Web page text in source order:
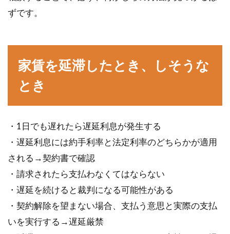
ずです。
家賃を延滞したとき、しそうな
とき
・1日でも遅れたら遅延利息が発生する
・遅延利息には約手利率と法定利率のどちらかが適用
される→契約書で確認
・請求されたら支払わなくてはならない
・遅延を続けると裁判になる可能性がある
・契約解除を望まない場合、支払う意思と実際の支払
いを実行する→遅延厳禁